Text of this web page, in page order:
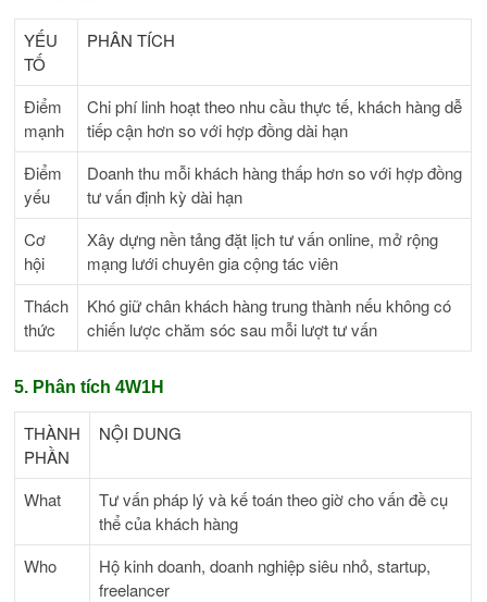
YẾU
TỐ
PHÂN TÍCH
Điểm
mạnh
Chi phí linh hoạt theo nhu cầu thực tế, khách hàng dễ
tiếp cận hơn so với hợp đồng dài hạn
Điểm
yếu
Doanh thu mỗi khách hàng thấp hơn so với hợp đồng
tư vấn định kỳ dài hạn
Cơ
hội
Xây dựng nền tảng đặt lịch tư vấn online, mở rộng
mạng lưới chuyên gia cộng tác viên
Thách
thức
Khó giữ chân khách hàng trung thành nếu không có
chiến lược chăm sóc sau mỗi lượt tư vấn
5. Phân tích 4W1H
THÀNH
PHẦN
NỘI DUNG
What
Tư vấn pháp lý và kế toán theo giờ cho vấn đề cụ
thể của khách hàng
Who
Hộ kinh doanh, doanh nghiệp siêu nhỏ, startup,
freelancer